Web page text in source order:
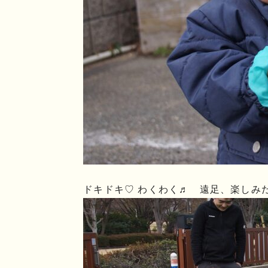
ドキドキ♡ わくわく♬ 遠足、楽しみ